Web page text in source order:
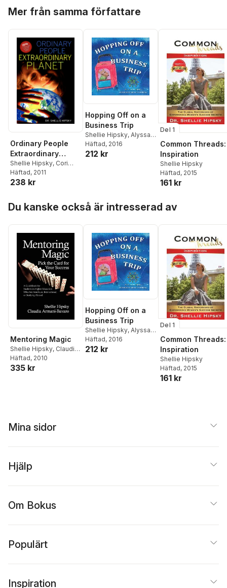
Mer från samma författare
Ordinary People
Extraordinary
Planet
Shellie Hipsky, Cori
Nicole Smith
Häftad, 2011
238 kr
Hopping Off on a
Business Trip
Shellie Hipsky, Alyssa
Nevin Hipsky
Häftad, 2016
212 kr
Del 1
Common Threads:
Inspiration
Shellie Hipsky
Häftad, 2015
161 kr
Du kanske också är intresserad av
Mentoring Magic
Shellie Hipsky, Claudia
Armani-Bavaro
Häftad, 2010
335 kr
Hopping Off on a
Business Trip
Shellie Hipsky, Alyssa
Nevin Hipsky
Häftad, 2016
212 kr
Del 1
Common Threads:
Inspiration
Shellie Hipsky
Häftad, 2015
161 kr
Mina sidor
Hjälp
Om Bokus
Populärt
Inspiration